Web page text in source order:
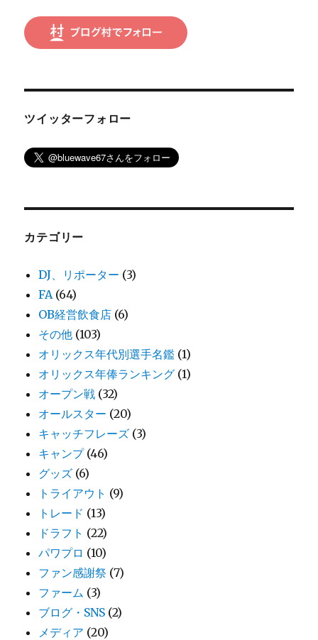
ツイッターフォロー
カテゴリー
DJ、リポーター (3)
FA (64)
OB経営飲食店 (6)
その他 (103)
オリックス年代別選手名鑑 (1)
オリックス年俸ランキング (1)
オープン戦 (32)
オールスター (20)
キャッチフレーズ (3)
キャンプ(46)
グッズ (6)
トライアウト (9)
トレード (13)
ドラフト (22)
パワプロ (10)
ファン感謝祭 (7)
ファーム (3)
ブログ・SNS (2)
メディア (20)